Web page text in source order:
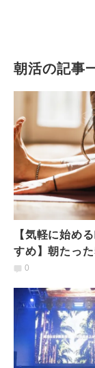
朝活の記事
【気軽に始め
すめ】朝たっ
に集中する練習
ズ」
0